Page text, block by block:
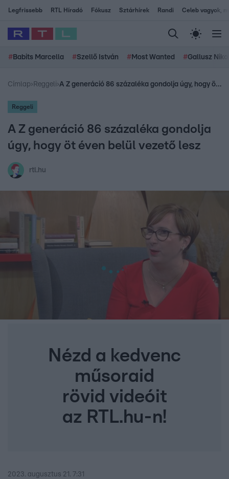
Legfrissebb RTL Híradó Fókusz Sztárhírek Randi Celeb vagyok,
# Babits Marcella #Szellő István # Most Wanted #Gallusz
Címlap› Reggeli› A Z generáció 86 százaléka gondolja úgy, hogy öt éven belül vezető lesz
Reggeli
A Z generáció 86 százaléka gondolja
úgy, hogy öt éven belül vezető lesz
rtl.hu
Nézd a kedvenc
műsoraid
rövid videóit
az RTL.hu-n!
2023. augusztus 21. 7:31